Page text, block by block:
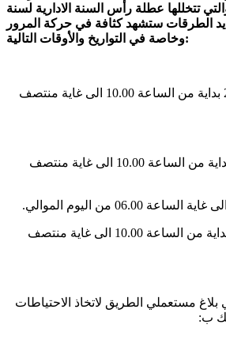
لسنة 2018 والتي تتخللها عطلة رأس السنة الادارية لسنة
عديد الطرقات ستشهد كثافة في حركة المرور
وخاصة في التواريخ والأوقات التالية:
-السبت 15 ديسمبر 2018 بداية من الساعة 10.00 الى غاية منتصف
-الاحد 16 ديسمبر 2018 بداية من الساعة 10.00 الى غاية منتصف
-الثلاثاء 01 جانفي 2019 بداية من الساعة 10.00 الى غاية منتصف
مستعملي الطريق لاتخاذ الاحتياطات
ب: